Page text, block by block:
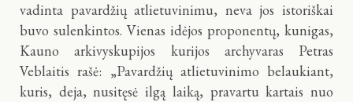
vadinta pavardžių atlietuvinimu, neva jos istoriškai
buvo sulenkintos. Vienas idėjos proponentų, kunigas,
Kauno arkivyskupijos kurijos archyvaras Petras
Veblaitis rašė: „Pavardžių atlietuvinimo belaukiant,
kuris, deja, nusitęsė ilgą laiką, pravartu kartais nuo